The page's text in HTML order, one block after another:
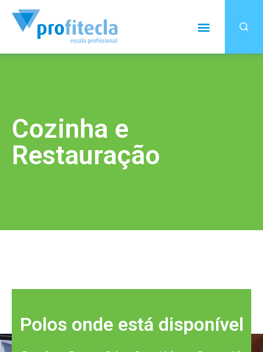
Cozinha e
Restauração
Polos onde está disponível